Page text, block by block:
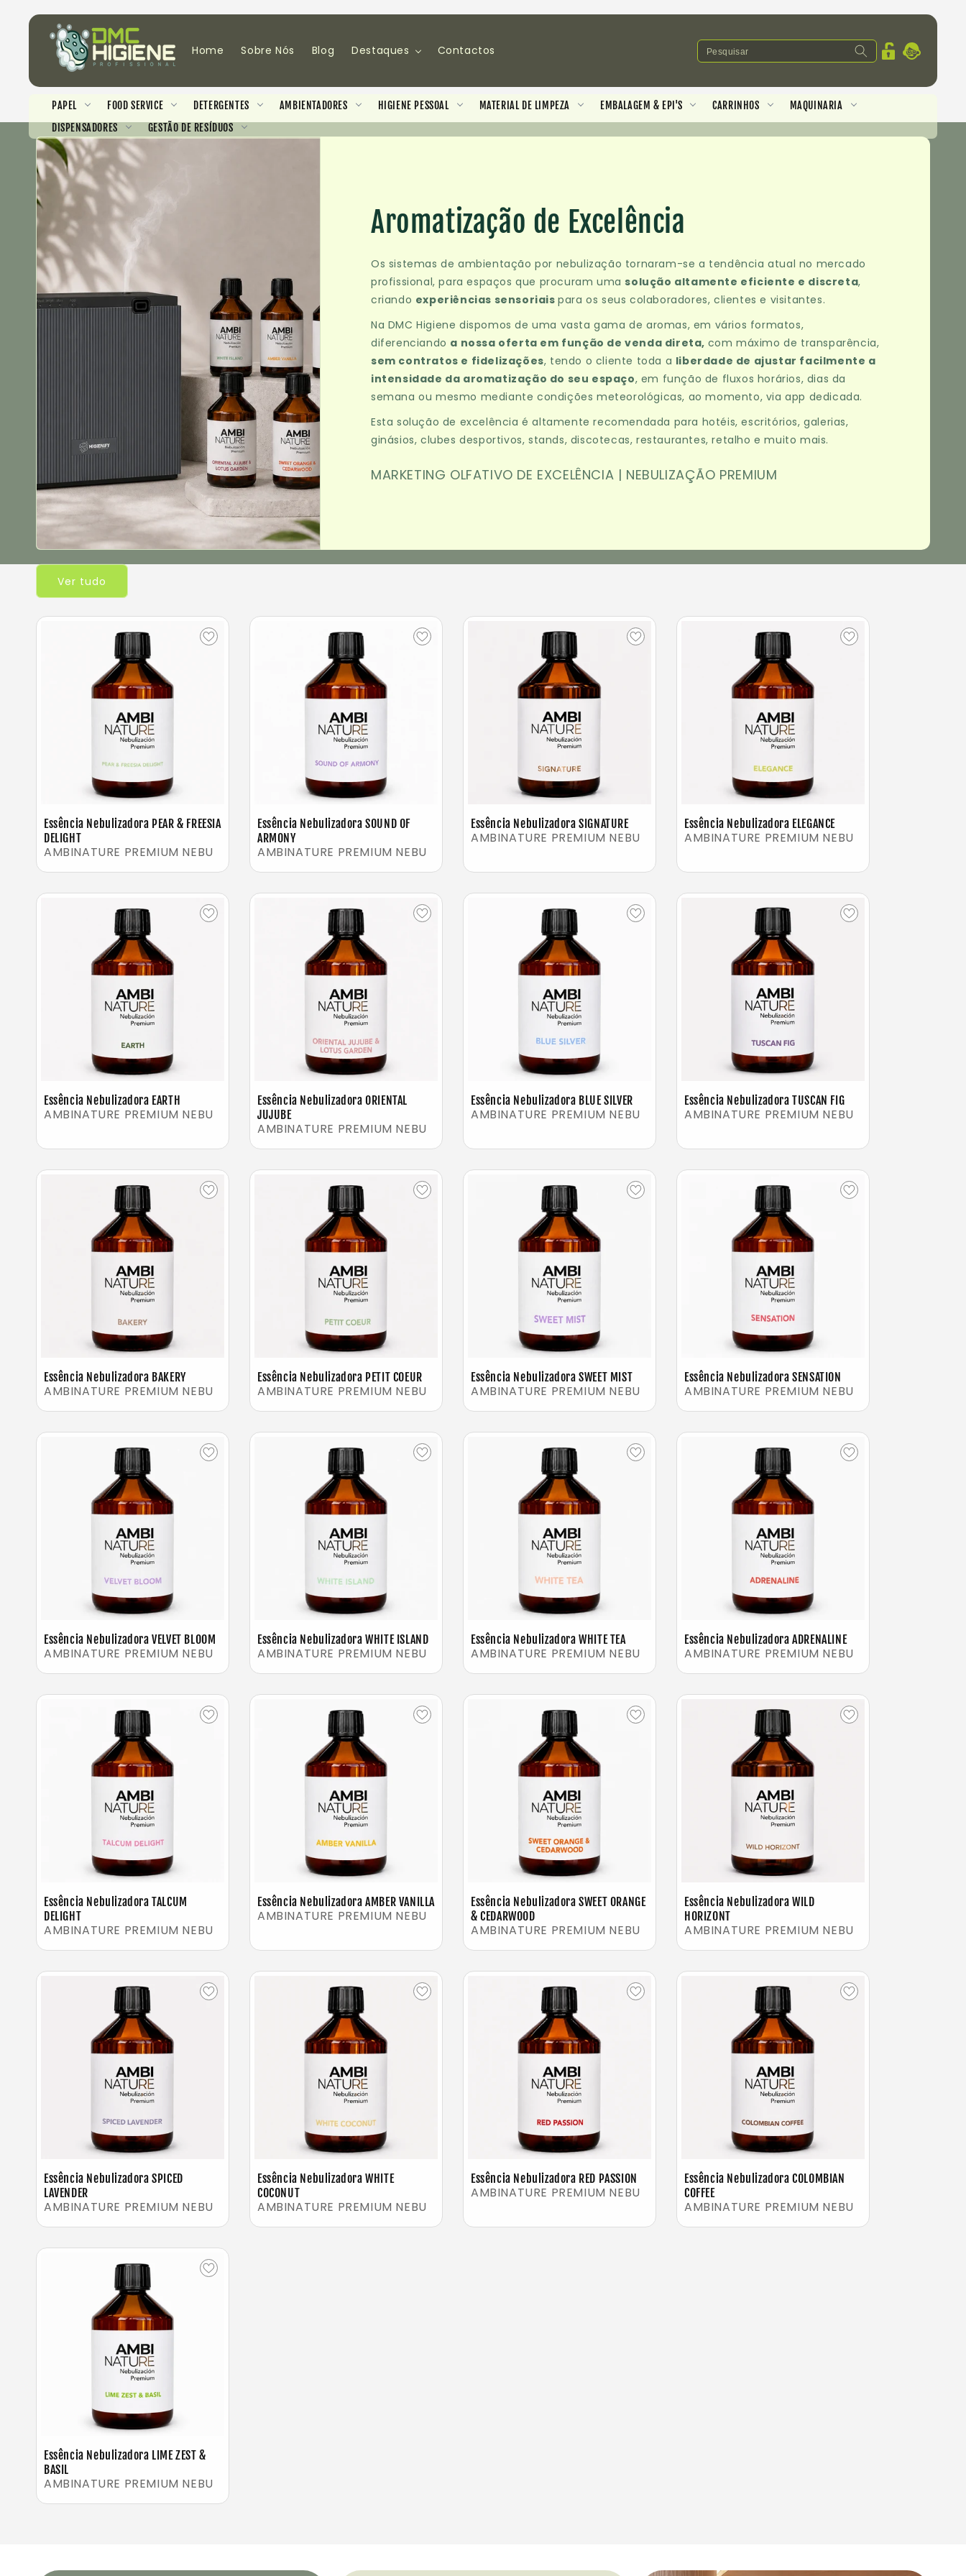
para o
conteúdo
Home
Sobre Nós Blog Destaques Contactos
Iniciar
sessão
PAPEL FOOD SERVICE DETERGENTES AMBIENTADORES HIGIENE PESSOAL MATERIAL DE LIMPEZA EMBALAGEM & EPI'S CARRINHOS
MAQUINARIA
DISPENSADORES
GESTÃO DE RESÍDUOS
Aromatização de Excelência
Os sistemas de ambientação por nebulização tornaram-se a tendência atual no mercado
profissional, para espaços que procuram umasolução altamente eficiente e discreta,
criando experiências sensoriaispara os seus colaboradores, clientes e visitantes.
Na DMC Higiene dispomos de uma vasta gama de aromas, em vários formatos,
diferenciando a nossa oferta em função de venda direta, com máximo de transparência,
sem contratos e fidelizações, tendo o cliente toda a liberdade de ajustar facilmente a
intensidade da aromatização do seu espaço, em função de fluxos horários, dias da
semana ou mesmo mediante condições meteorológicas, ao momento, via app dedicada.
Esta solução de excelência é altamente recomendada para hotéis, escritórios, galerias,
ginásios, clubes desportivos, stands, discotecas, restaurantes, retalho e muito mais.
MARKETING OLFATIVO DE EXCELÊNCIA | NEBULIZAÇÃO PREMIUM
Ver tudo
Essência Nebulizadora PEAR & FREESIA
DELIGHT
AMBINATURE PREMIUM NEBU
Essência Nebulizadora SOUND OF
ARMONY
AMBINATURE PREMIUM NEBU
Essência Nebulizadora SIGNATURE
AMBINATURE PREMIUM NEBU
Essência Nebulizadora ELEGANCE
AMBINATURE PREMIUM NEBU
Essência Nebulizadora EARTH
AMBINATURE PREMIUM NEBU
Essência Nebulizadora ORIENTAL
JUJUBE
AMBINATURE PREMIUM NEBU
Essência Nebulizadora BLUE SILVER
AMBINATURE PREMIUM NEBU
Essência Nebulizadora TUSCAN FIG
AMBINATURE PREMIUM NEBU
Essência Nebulizadora BAKERY
AMBINATURE PREMIUM NEBU
Essência Nebulizadora PETIT COEUR
AMBINATURE PREMIUM NEBU
Essência Nebulizadora SWEET MIST
AMBINATURE PREMIUM NEBU
Essência Nebulizadora SENSATION
AMBINATURE PREMIUM NEBU
Essência Nebulizadora VELVET BLOOM
AMBINATURE PREMIUM NEBU
Essência Nebulizadora WHITE ISLAND
AMBINATURE PREMIUM NEBU
Essência Nebulizadora WHITE TEA
AMBINATURE PREMIUM NEBU
Essência Nebulizadora ADRENALINE
AMBINATURE PREMIUM NEBU
Essência Nebulizadora TALCUM
DELIGHT
AMBINATURE PREMIUM NEBU
Essência Nebulizadora AMBER VANILLA
AMBINATURE PREMIUM NEBU
Essência Nebulizadora SWEET ORANGE
& CEDARWOOD
AMBINATURE PREMIUM NEBU
Essência Nebulizadora WILD
HORIZONT
AMBINATURE PREMIUM NEBU
Essência Nebulizadora SPICED
LAVENDER
AMBINATURE PREMIUM NEBU
Essência Nebulizadora WHITE
COCONUT
AMBINATURE PREMIUM NEBU
Essência Nebulizadora RED PASSION
AMBINATURE PREMIUM NEBU
Essência Nebulizadora COLOMBIAN
COFFEE
AMBINATURE PREMIUM NEBU
Essência Nebulizadora LIME ZEST &
BASIL
AMBINATURE PREMIUM NEBU